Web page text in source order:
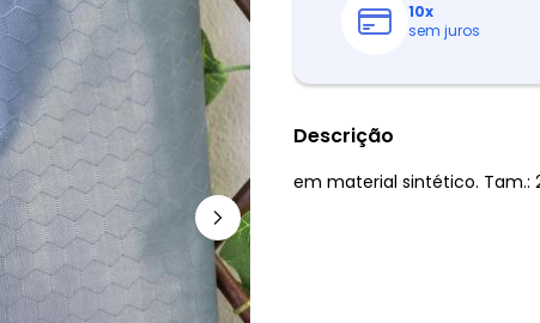
10x
sem juros
Descrição
em material sintético. Tam.: